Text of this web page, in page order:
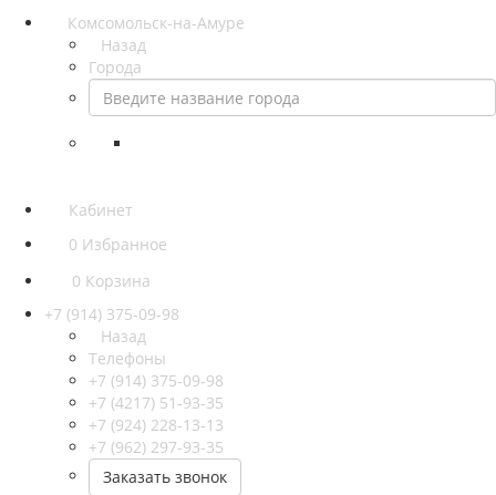
Комсомольск-на-Амуре
Назад
Города
Кабинет
0 Избранное
0 Корзина
+7 (914) 375-09-98
Назад
Телефоны
+7 (914) 375-09-98
+7 (4217) 51-93-35
+7 (924) 228-13-13
+7 (962) 297-93-35
Заказать звонок